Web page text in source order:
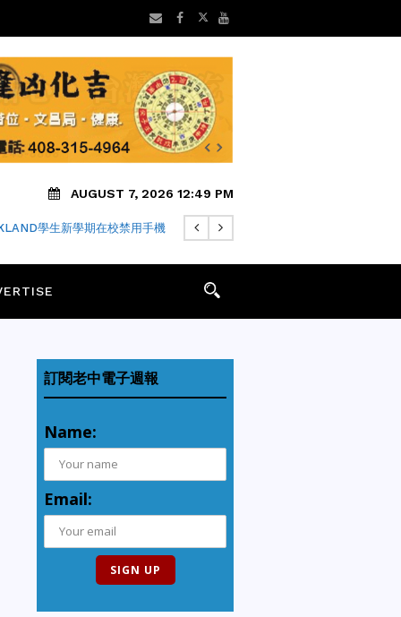
AUGUST 7, 2026 12:49 PM
瀏覽器隱私中繼仍可能洩露IP
訂閱老中電子週報
Name:
Email: